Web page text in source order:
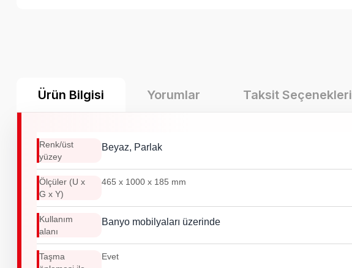
Ürün Bilgisi Yorumlar Taksit Seçenekleri
Renk/üst
yüzey
Beyaz, Parlak
Ölçüler (U x
G x Y)
465 x 1000 x 185 mm
Kullanım
alanı
Banyo mobilyaları üzerinde
Taşma
Evet